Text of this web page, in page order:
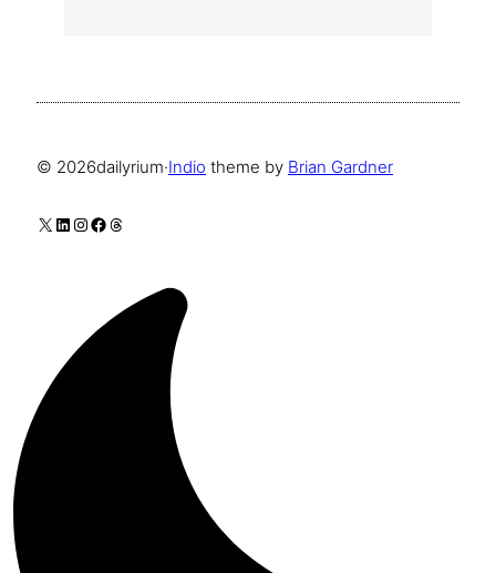
© 2026dailyrium·Indio theme by Brian Gardner
X LinkedIn
Instagram
Facebook
Threads